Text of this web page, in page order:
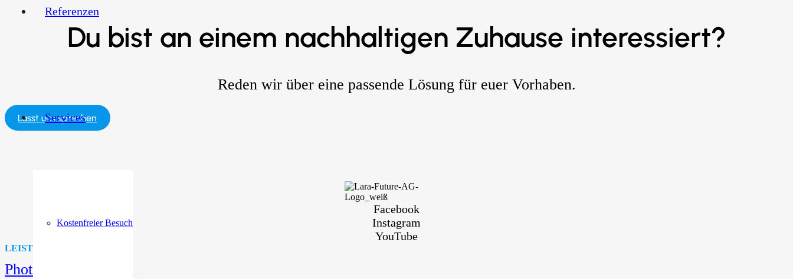
Referenzen
Services
Kostenfreier Besuch
Du bist an einem nachhaltigen Zuhause interessiert?
Reden wir über eine passende Lösung für euer Vorhaben.
Lasst uns sprechen
Facebook
Instagram
YouTube
LEISTUNGEN
Photovoltaikanlagen